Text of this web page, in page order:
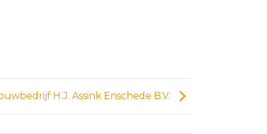
H.J. Assink Enschede B.V.